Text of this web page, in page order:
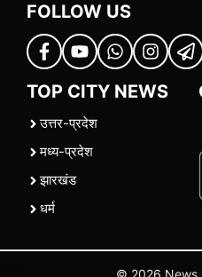
FOLLOW US
TOP CITY NEWS
उत्तर-प्रदेश
मध्य-प्रदेश
झारखंड
धर्म